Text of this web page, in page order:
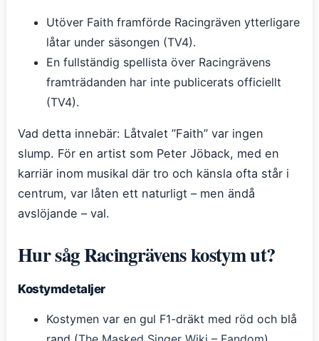
Utöver Faith framförde Racingräven ytterligare
låtar under säsongen (TV4).
En fullständig spellista över Racingrävens
framträdanden har inte publicerats officiellt
(TV4).
Vad detta innebär: Låtvalet ”Faith” var ingen
slump. För en artist som Peter Jöback, med en
karriär inom musikal där tro och känsla ofta står i
centrum, var låten ett naturligt – men ändå
avslöjande – val.
Hur såg Racingrävens kostym ut?
Kostymdetaljer
Kostymen var en gul F1-dräkt med röd och blå